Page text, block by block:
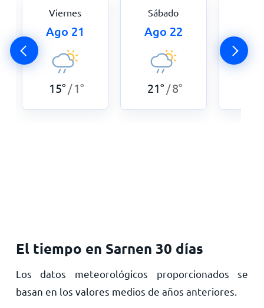
Viernes
Ago 21
15° / 1°
Sábado
Ago 22
21° /8°
El tiempo en Sarnen 30 días
Los datos meteorológicos proporcionados se
basan en los valores medios de años anteriores.